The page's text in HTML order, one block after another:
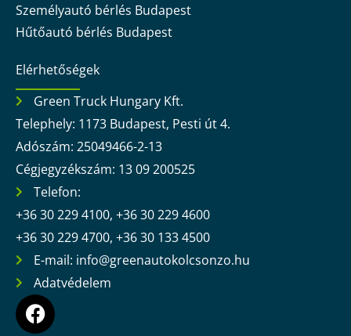
Személyautó bérlés Budapest
Hűtőautó bérlés Budapest
Elérhetőségek
Green Truck Hungary Kft.
Telephely: 1173 Budapest, Pesti út 4.
Adószám: 25049466-2-13
Cégjegyzékszám: 13 09 200525
Telefon:
+36 30 229 4100, +36 30 229 4600
+36 30 229 4700, +36 30 133 4500
E-mail: info@greenautokolcsonzo.hu
Adatvédelem
F
a